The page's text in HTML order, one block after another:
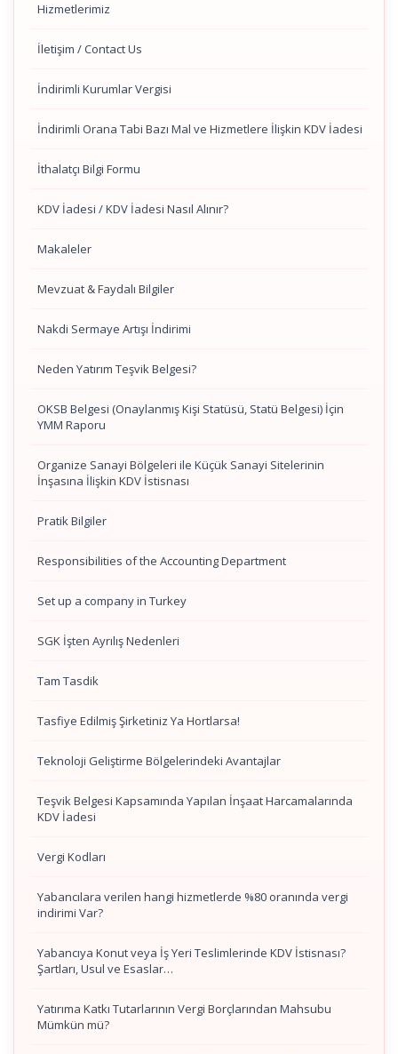
Hizmetlerimiz
İletişim / Contact Us
İndirimli Kurumlar Vergisi
İndirimli Orana Tabi Bazı Mal ve Hizmetlere İlişkin KDV İadesi
İthalatçı Bilgi Formu
KDV İadesi / KDV İadesi Nasıl Alınır?
Makaleler
Mevzuat & Faydalı Bilgiler
Nakdi Sermaye Artışı İndirimi
Neden Yatırım Teşvik Belgesi?
OKSB Belgesi (Onaylanmış Kişi Statüsü, Statü Belgesi) İçin
YMM Raporu
Organize Sanayi Bölgeleri ile Küçük Sanayi Sitelerinin
İnşasına İlişkin KDV İstisnası
Pratik Bilgiler
Responsibilities of the Accounting Department
Set up a company in Turkey
SGK İşten Ayrılış Nedenleri
Tam Tasdik
Tasfiye Edilmiş Şirketiniz Ya Hortlarsa!
Teknoloji Geliştirme Bölgelerindeki Avantajlar
Teşvik Belgesi Kapsamında Yapılan İnşaat Harcamalarında
KDV İadesi
Vergi Kodları
Yabancılara verilen hangi hizmetlerde %80 oranında vergi
indirimi Var?
Yabancıya Konut veya İş Yeri Teslimlerinde KDV İstisnası?
Şartları, Usul ve Esaslar…
Yatırıma Katkı Tutarlarının Vergi Borçlarından Mahsubu
Mümkün mü?